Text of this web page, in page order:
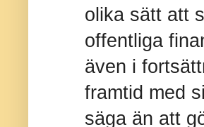
olika sätt att
offentliga
även i
framtid med
säga än att